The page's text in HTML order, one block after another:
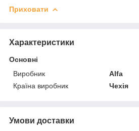
Приховати
Характеристики
Основні
Виробник
Alfa
Країна виробник
Чехія
Умови доставки